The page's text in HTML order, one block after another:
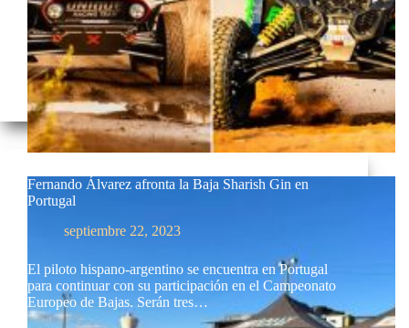
Fernando Álvarez afronta la Baja Sharish Gin en
Portugal
septiembre 22, 2023
El piloto hispano-argentino se encuentra en Portugal
para continuar con su participación en el Campeonato
Europeo de Bajas. Serán tres…